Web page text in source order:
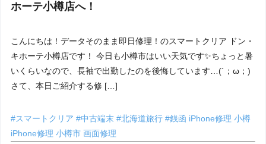
ホーテ小樽店へ！
こんにちは！データそのまま即日修理！のスマートクリア ドン・
キホーテ小樽店です！ 今日も小樽市はいい天気です✨ちょっと暑
いくらいなので、長袖で出勤したのを後悔しています…(´；ω；)
さて、本日ご紹介する修 […]
#スマートクリア#中古端末#北海道旅行#銭函 iPhone修理 小樽
iPhone修理 小樽市画面修理